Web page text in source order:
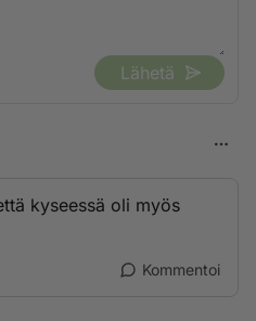
Lähetä
kyseessä oli myös
Kommentoi